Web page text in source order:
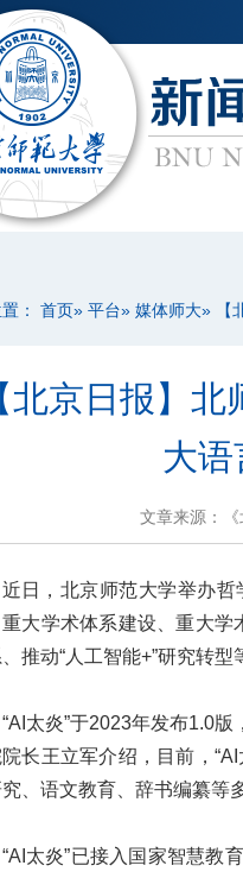
： 首页» 平台» 媒体师大» 【
北京日报】
大语
文章来源：《
近日，北京师范大学举办
大学术体系建设、重大学
推动“人工智能+”研究转型
“AI太炎”于2023年发布1.0
长王立军介绍，目前，
、语文教育、辞书编纂等
“AI太炎”已接入国家智慧教